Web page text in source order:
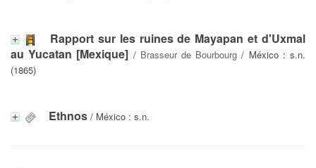
Rapport sur les ruines de Mayapan et d'Uxmal
au Yucatan [Mexique] / Brasseur de Bourbourg / México : s.n.
(1865)
Ethnos / México : s.n.